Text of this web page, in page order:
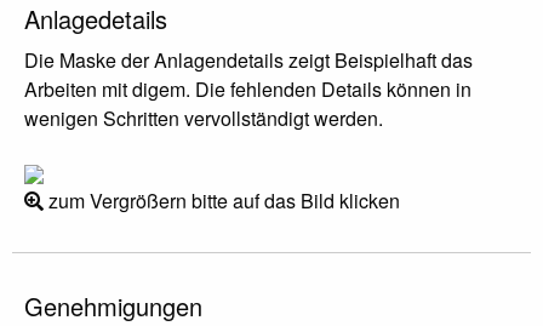
Anlagedetails
Die Maske der Anlagendetails zeigt Beispielhaft das
Arbeiten mit digem. Die fehlenden Details können in
wenigen Schritten vervollständigt werden.
zum Vergrößern bitte auf das Bild klicken
Genehmigungen